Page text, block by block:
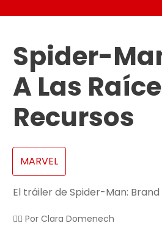
Spider-
A Las
Recursos
MARVEL
El tráiler de Spider-Man:
✍🏻 Por Clara Domenech